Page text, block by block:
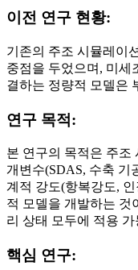
이전 연구 현황:
기존의 주조 시뮬레이
중점을 두었으며, 미세
결하는 정량적 모델은
연구 목적:
본 연구의 목적은 주조
개변수(SDAS, 수축 기
계적 강도(항복강도,
적 모델을 개발하는 것
리 상태 모두에 적용
핵심 연구: